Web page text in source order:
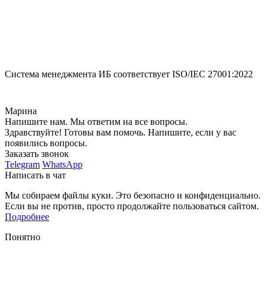
Система менеджмента ИБ соответствует ISO/IEC 27001:2022
Марина
Напишите нам. Мы ответим на все вопросы.
Здравствуйте! Готовы вам помочь. Напишите, если у вас
появились вопросы.
Заказать звонок
Telegram WhatsApp
Написать в чат
Мы собираем файлы куки. Это безопасно и конфиденциально.
Если вы не против, просто продолжайте пользоваться сайтом.
Подробнее
Понятно